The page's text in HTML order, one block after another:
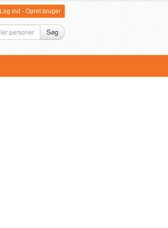
Log ind - Opret bruger
Søg